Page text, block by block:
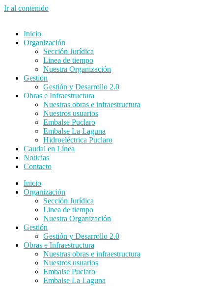
Ir al contenido
Inicio
Organización
Sección Jurídica
Linea de tiempo
Nuestra Organización
Gestión
Gestión y Desarrollo 2.0
Obras e Infraestructura
Nuestras obras e infraestructura
Nuestros usuarios
Embalse Puclaro
Embalse La Laguna
Hidroeléctrica Puclaro
Caudal en Línea
Noticias
Contacto
Inicio
Organización
Sección Jurídica
Linea de tiempo
Nuestra Organización
Gestión
Gestión y Desarrollo 2.0
Obras e Infraestructura
Nuestras obras e infraestructura
Nuestros usuarios
Embalse Puclaro
Embalse La Laguna